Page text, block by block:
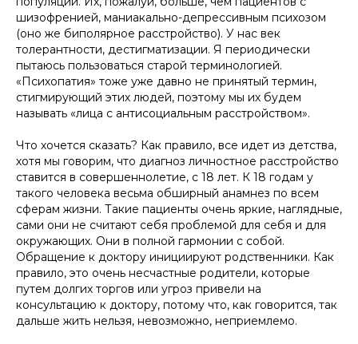
шизофренией, маниакально-депрессивным психозом
(оно же биполярное расстройство). У нас век
толерантности, дестигматизации. Я периодически
пытаюсь пользоваться старой терминологией.
«Психопатия» тоже уже давно не принятый термин,
стигмирующий этих людей, поэтому мы их будем
называть «лица с антисоциальным расстройством».
Что хочется сказать? Как правило, все идет из детства,
хотя мы говорим, что диагноз личностное расстройство
ставится в совершеннолетие, с 18 лет. К 18 годам у
такого человека весьма обширный анамнез по всем
сферам жизни. Такие пациенты очень яркие, наглядные,
сами они не считают себя проблемой для себя и для
окружающих. Они в полной гармонии с собой.
Обращение к доктору инициируют родственники. Как
правило, это очень несчастные родители, которые
путем долгих торгов или угроз привели на
консультацию к доктору, потому что, как говорится, так
дальше жить нельзя, невозможно, неприемлемо.